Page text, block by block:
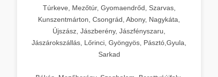
Túrkeve, Mezőtúr, Gyomaendrőd, Szarvas,
Kunszentmárton, Csongrád, Abony, Nagykáta,
Újszász, Jászberény, Jászfényszaru,
Jászárokszállás, Lőrinci, Gyöngyös, Pásztó,Gyula,
Sarkad